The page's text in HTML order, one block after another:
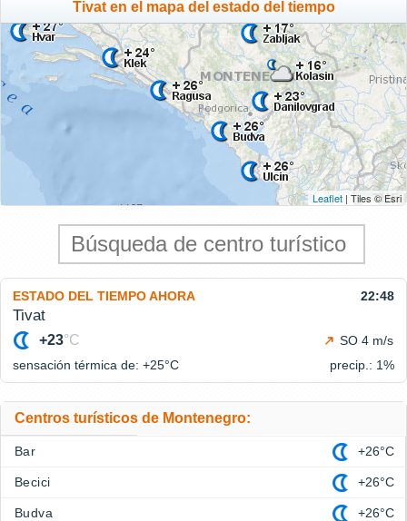
Tivat en el mapa del estado del tiempo
Leaflet | Tiles © Esri
ESTADO DEL TIEMPO AHORA 22:48
Tivat
+23°C
SO 4 m/s
sensación térmica de: +25°C precip.: 1%
Centros turísticos de Montenegro:
Bar +26°C
Becici +26°C
Budva +26°C